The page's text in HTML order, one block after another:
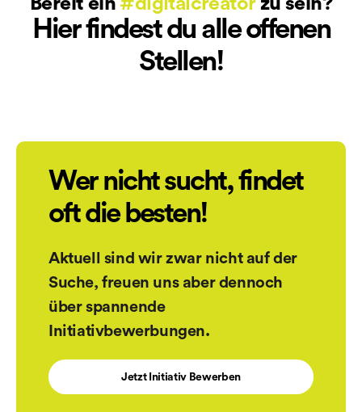
Hier findest du alle offenen
Stellen!
Wer nicht sucht, findet
oft die besten!
Aktuell sind wir zwar nicht auf der
Suche, freuen uns aber dennoch
über spannende
Initiativbewerbungen.
Jetzt Initiativ Bewerben